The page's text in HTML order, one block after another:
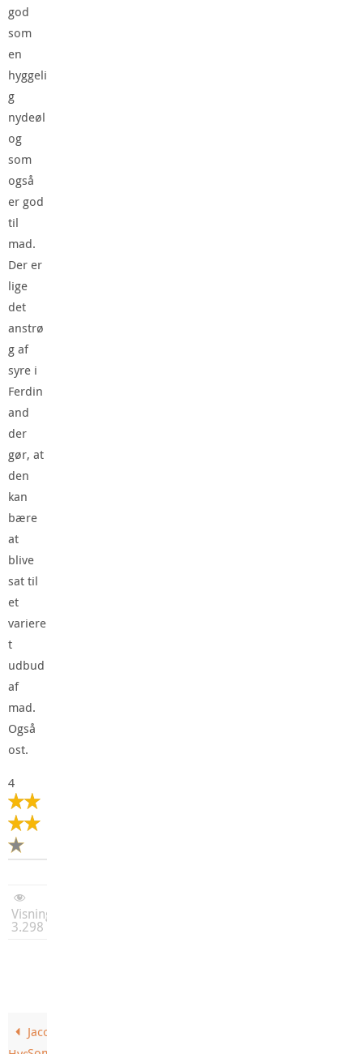
god
som
en
hyggeli
g
nydeøl
og
som
også
er god
til
mad.
Der er
lige
det
anstrø
g af
syre i
Ferdin
and
der
gør, at
den
kan
bære
at
blive
sat til
et
variere
t
udbud
af
mad.
Også
ost.
4
Visninger:
3.298
Jacobs